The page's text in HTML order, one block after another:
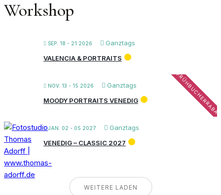
Workshop
SEP. 18 - 21 2026
Ganztags
VALENCIA & PORTRAITS
NOV. 13 - 15 2026 Ganztags
MOODY PORTRAITS VENEDIG
JAN. 02 - 05 2027
Ganztags
VENEDIG – CLASSIC 2027
WEITERE LADEN